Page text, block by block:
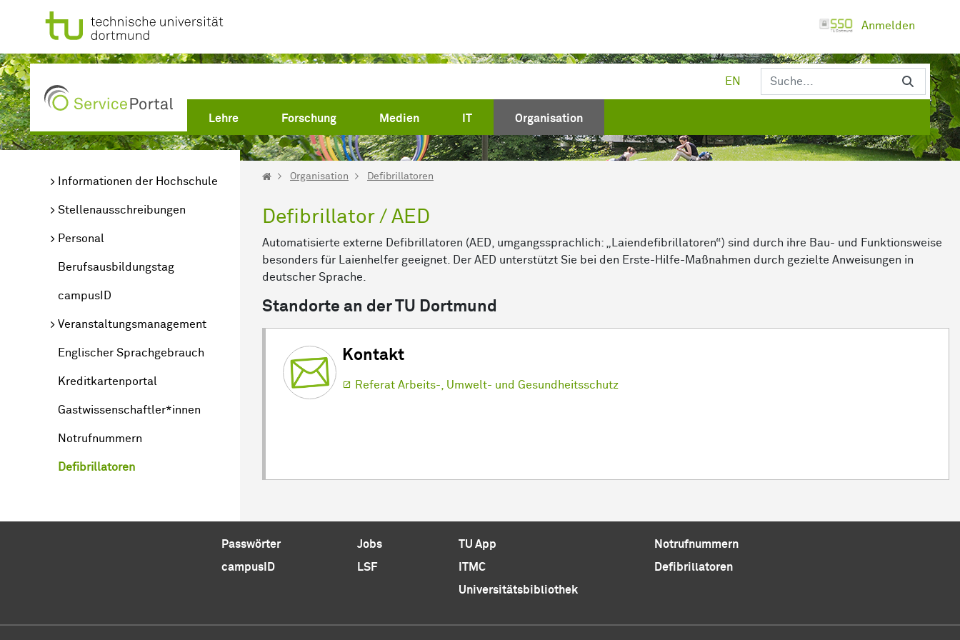
Zum Hauptinhalt springen
Anmelden
EN
Lehre Forschung Medien IT Organisation(current)
Informationen der Hochschule
Stellenausschreibungen
Personal
Berufsausbildungstag
campusID
Veranstaltungsmanagement
Englischer Sprachgebrauch
Kreditkartenportal
Gastwissenschaftler*innen
Notrufnummern
Defibrillatoren
Organisation Defibrillatoren
Defibrillator / AED
Automatisierte externe Defibrillatoren (AED, umgangssprachlich: „Laiendefibrillatoren“) sind durch ihre Bau- und Funktionsweise
besonders für Laienhelfer geeignet. Der AED unterstützt Sie bei den Erste-Hilfe-Maßnahmen durch gezielte Anweisungen in
deutscher Sprache.
Standorte an der TU Dortmund
Kontakt
Referat Arbeits-, Umwelt- und Gesundheitsschutz
Passwörter
campusID
Jobs
LSF
TU App
ITMC
Universitätsbibliothek
Notrufnummern
Defibrillatoren